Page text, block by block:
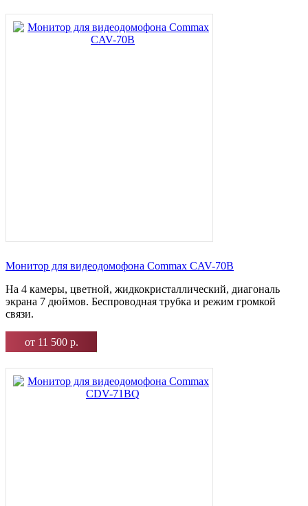
Монитор для видеодомофона Commax CAV-70B
На 4 камеры, цветной, жидкокристаллический, диагональ
экрана 7 дюймов. Беспроводная трубка и режим громкой
связи.
от 11 500 р.